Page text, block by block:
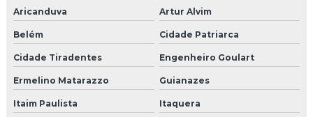
Reforma de elevadores prediais
Reforma de elevadores sp
Reforma estética de elevadores
Reforma de porta de elevador
Aricanduva Artur Alvim
Belém Cidade Patriarca
Cidade Tiradentes Engenheiro Goulart
Ermelino Matarazzo Guianazes
Itaim Paulista Itaquera